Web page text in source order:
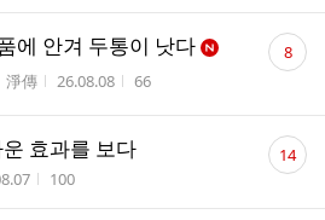
에 안겨 두통이 낫다
작성자
淨傳 작성시간
26.08.08 조회수
66
댓
글 8
효과를 보다
간 조회수
100
댓
글14